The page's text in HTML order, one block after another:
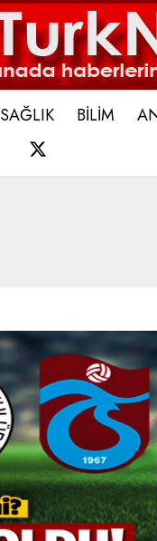
SAĞLIK BİLİM